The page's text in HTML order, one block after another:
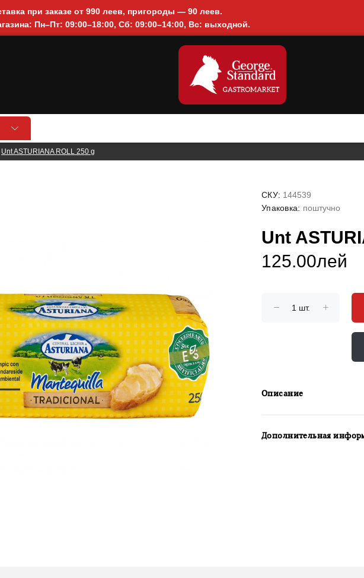
при заказе от 990 леев, пригороды — 90 леев.
Пн–Пт: 09:00–18:00, Сб: 09:00–14:00, Вс: выходной.
Unt ASTURIANA ROLL 250 g
СКУ: 144539
Упаковка: поштучно
Unt
125.00лей
Описание
Дополнительная